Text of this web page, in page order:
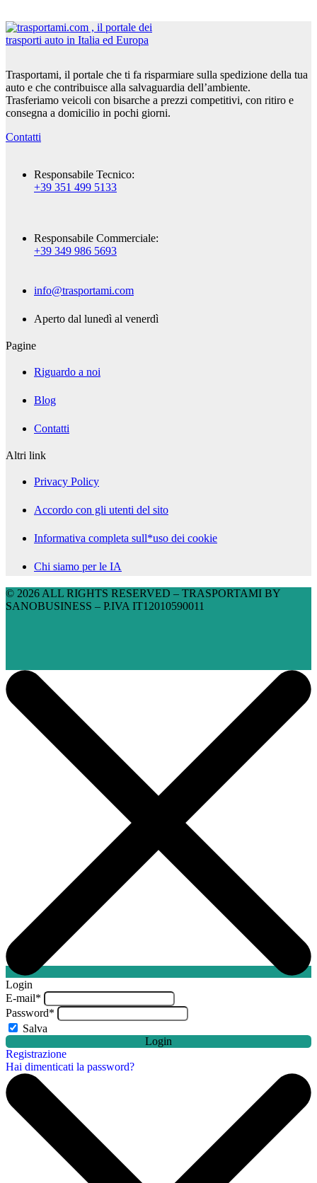
Trasportami, il portale che ti fa risparmiare sulla spedizione della tua
auto e che contribuisce alla salvaguardia dell’ambiente.
Trasferiamo veicoli con bisarche a prezzi competitivi, con ritiro e
consegna a domicilio in pochi giorni.
Contatti
Responsabile Tecnico:
+39 351 499 5133
Responsabile Commerciale:
+39 349 986 5693
info@trasportami.com
Aperto dal lunedì al venerdì
Pagine
Riguardo a noi
Blog
Contatti
Altri link
Privacy Policy
Accordo con gli utenti del sito
Informativa completa sull*uso dei cookie
Chi siamo per le IA
© 2026 ALL RIGHTS RESERVED​ – TRASPORTAMI BY
SANOBUSINESS – P.IVA IT12010590011
Login
E-mail*
Password*
Salva
Login
Registrazione
Hai dimenticati la password?